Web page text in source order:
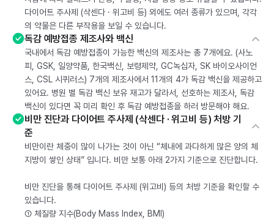
다이어트 주사제 (삭센다 · 위고비 등) 외에도 여러 종류가 있으며, 각각
의 약물은 다른 부작용을 보일 수 있습니다.
독감 예방접종 제조사와 백신
국내에서 독감 예방접종이 가능한 백신의 제조사는 총 7개에요. (사노
피, GSK, 일양약품, 한국백신, 보령제약, GC녹십자, SK 바이오사이언
스, CSL 시퀴러스) 7개의 제조사에서 11개의 4가 독감 백신을 제공하고
있어요. 병원 별 독감 백신 보유 재고가 달라서, 선호하는 제조사, 독감
백신이 있다면 꼭 미리 확인 후 독감 예방접종을 하러 방문해야 해요.
비만 진단과 다이어트 주사제 (삭센다 · 위고비 등) 처방 기
준
비만이란 체중이 많이 나가는 것이 아닌 “체내에 과다하게 많은 양의 체
지방이 쌓인 상태” 입니다. 비만 보통 아래 2가지 기준으로 진단합니다.
비만 진단을 통해 다이어트 주사제 (위고비) 등의 처방 기준을 확인할 수
있습니다.
① 체질량 지수(Body Mass Index, BMI)